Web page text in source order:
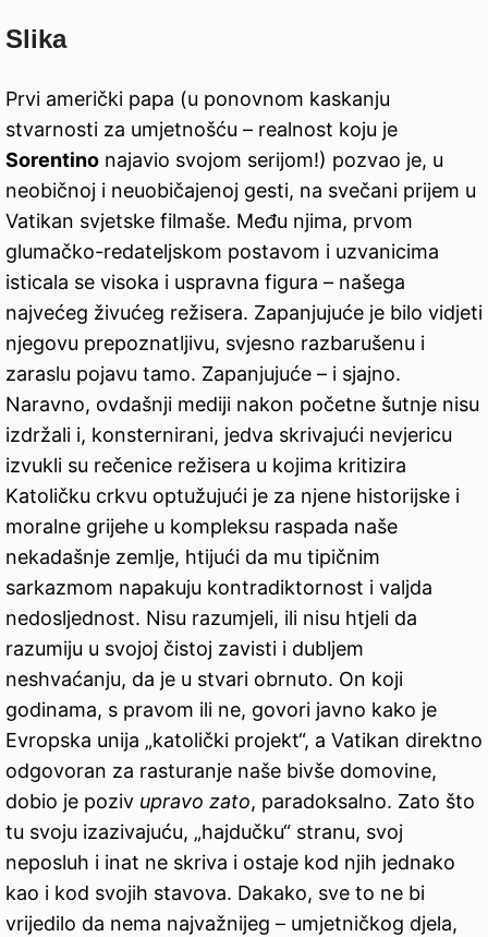
Slika
Prvi američki papa (u ponovnom kaskanju
stvarnosti za umjetnošću – realnost koju je
Sorentino najavio svojom serijom!) pozvao je, u
neobičnoj i neuobičajenoj gesti, na svečani prijem u
Vatikan svjetske filmaše. Među njima, prvom
glumačko-redateljskom postavom i uzvanicima
isticala se visoka i uspravna figura – našega
najvećeg živućeg režisera. Zapanjujuće je bilo vidjeti
njegovu prepoznatljivu, svjesno razbarušenu i
zaraslu pojavu tamo. Zapanjujuće – i sjajno.
Naravno, ovdašnji mediji nakon početne šutnje nisu
izdržali i, konsternirani, jedva skrivajući nevjericu
izvukli su rečenice režisera u kojima kritizira
Katoličku crkvu optužujući je za njene historijske i
moralne grijehe u kompleksu raspada naše
nekadašnje zemlje, htijući da mu tipičnim
sarkazmom napakuju kontradiktornost i valjda
nedosljednost. Nisu razumjeli, ili nisu htjeli da
razumiju u svojoj čistoj zavisti i dubljem
neshvaćanju, da je u stvari obrnuto. On koji
godinama, s pravom ili ne, govori javno kako je
Evropska unija „katolički projekt“, a Vatikan direktno
odgovoran za rasturanje naše bivše domovine,
dobio je poziv upravo zato, paradoksalno. Zato što
tu svoju izazivajuću, „hajdučku“ stranu, svoj
neposluh i inat ne skriva i ostaje kod njih jednako
kao i kod svojih stavova. Dakako, sve to ne bi
vrijedilo da nema najvažnijeg – umjetničkog djela,